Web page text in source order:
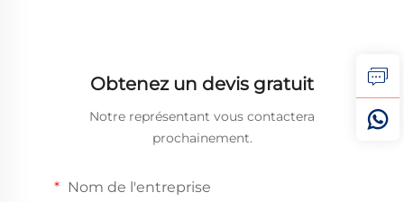
Obtenez un devis gratuit
Notre représentant vous contactera
prochainement.
Nom de l'entreprise